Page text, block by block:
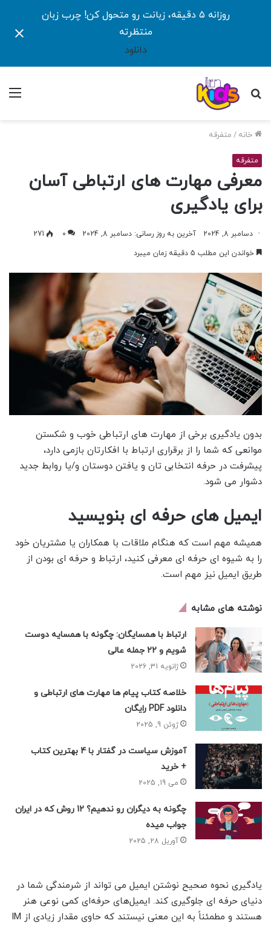
روزانه ۵ دقیقه، زبانت رو متحول کن! چرب زبان
منتظرته
دانلود
جستجو
خانه / متفرقه
متفرقه
معرفی مهارت های ارتباطی آسان
برای یادگیری
دسامبر 8, 2024 آخرین به روز رسانی: دسامبر 8, 2024 0
271
خواندن این مطلب 5 دقیقه زمان میبرد
بدون یادگیری برخی از مهارت ‌های ارتباطی خوب و شکستن
موانعی که شما را از برقراری ارتباط با افکارتان بازمی ‌دارد،
پیشرفت در حرفه انتخابی‌ تان و یافتن دوستان و/یا روابط جدید
دشوار می شود.
ایمیل های حرفه ای بنویسید
همیشه مهم است که هنگام ملاقات با همکاران یا مشتریان خود
را به شیوه ای حرفه ای معرفی کنید، ارتباط و حرفه ای بودن از
طریق ایمیل نیز مهم است.
نوشته های مشابه
ارتباط با همسایگان: چگونه با همسایه دوست
شویم و 22 جمله عالی
ژانویه 31, 2026
خلاصه کتاب پیام ها مهارت های ارتباطی و
دانلود PDF رایگان
ژوئن 9, 2025
آموزش سیاست در گفتار با 4 بهترین کتاب
+ خرید
می 19, 2025
چگونه به دیگران رو ندهیم؟ 12 روش که در ایران
جواب میده
آوریل 28, 2025
یادگیری نحوه صحیح نوشتن ایمیل می تواند از شرمندگی شما در
دنیای حرفه ای جلوگیری کند. ایمیل‌های حرفه‌ای کمی نوعی هنر
هستند و مطمئناً به این معنی نیستند که حاوی مقدار زیادی از IM